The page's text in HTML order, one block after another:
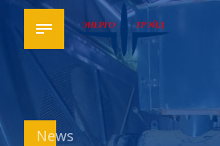
News